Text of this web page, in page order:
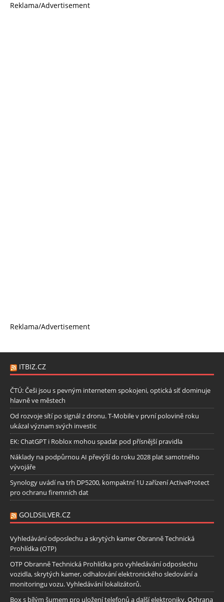
Reklama/Advertisement
Reklama/Advertisement
ITBIZ.CZ
ČTÚ: Češi jsou s pevným internetem spokojeni, optická síť dominuje
hlavně ve městech
Od rozvoje sítí po signál z dronu. T-Mobile v první polovině roku
ukázal význam svých investic
EK: ChatGPT i Roblox mohou spadat pod přísnější pravidla
Náklady na podpůrnou AI převýší do roku 2028 plat samotného
vývojáře
Synology uvádí na trh DP5200, kompaktní 1U zařízení ActiveProtect
pro ochranu firemních dat
GOLDSILVER.CZ
Vyhledávání odposlechu a skrytých kamer Obranně Technická
Prohlídka (OTP)
OTP Obranně Technická Prohlídka pro vyhledávání odposlechu
vozidla, skrytých kamer, odhalování elektronického sledování a
monitoringu vozu. Vyhledávání lokalizátorů.
Box s bílým šumem pro uložení telefonů a další elektroniky. Ochrana